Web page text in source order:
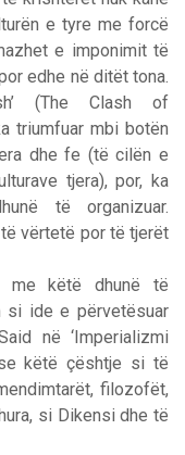
e tyre me forcë
e imponimit të
edhe në ditët tona.
(The Clash of
triumfuar mbi botën
dhe fe (të cilën e
tjera), por, ka
të organizuar.
vërtetë por të tjerët
me këtë dhunë të
si ide e përvetësuar
në ‘Imperializmi
se këtë çështje si të
filozofët,
si Dikensi dhe të